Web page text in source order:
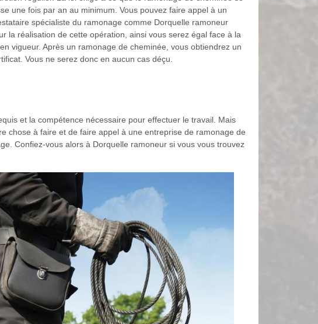
une fois par an au minimum. Vous pouvez faire appel à un
spécialiste du ramonage comme Dorquelle ramoneur
la réalisation de cette opération, ainsi vous serez égal face à la
vigueur. Après un ramonage de cheminée, vous obtiendrez un
Vous ne serez donc en aucun cas déçu.
et la compétence nécessaire pour effectuer le travail. Mais
chose à faire et de faire appel à une entreprise de ramonage de
Confiez-vous alors à Dorquelle ramoneur si vous vous trouvez